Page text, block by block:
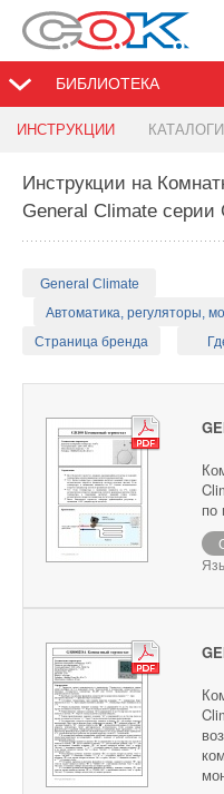
БИБЛИОТЕКА
ИНСТРУКЦИИ КАТАЛОГИ
Инструкции на
General Climate серии
General Climate
Автоматика, регуляторы,
Страница бренда
по